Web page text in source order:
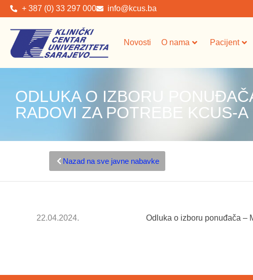
+ 387 (0) 33 297 000 info@kcus.ba
Novosti O nama Pacijent
ODLUKA O IZBORU
RADOVI ZA POTREBE KCUS-A
Nazad na sve javne nabavke
22.04.2024. Odluka o izboru ponuđača –